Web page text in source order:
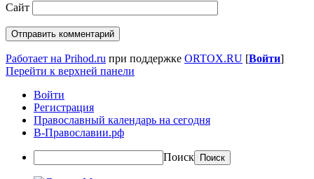
Сайт
Работает на Prihod.ru при поддержке ORTOX.RU [Войти]
Перейти к верхней панели
Войти
Регистрация
Православный календарь на сегодня
В-Православии.рф
Поиск